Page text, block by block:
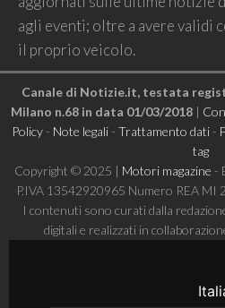
agli eventi; oltre a avere validi
il proprio veicolo.
Canale di Notizie.it, testata
Milano n.68 in data 01/03/2018|
Policy- Note legali- Trattamento dati-
tag
Copyright © 2025 | Motori magazine -
P.IVA 13542920965 Numero REA MI
I contenuti sono curati dalla
digitali e realizzati in